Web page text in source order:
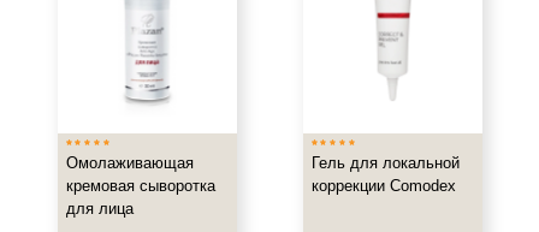
Омолаживающая
кремовая сыворотка
для лица
Гель для локальной
коррекции Comodex